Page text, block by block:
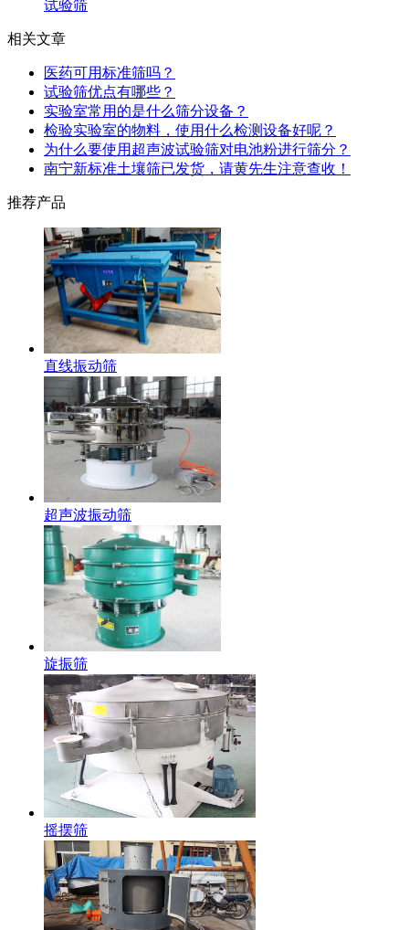
试验筛
相关文章
医药可用标准筛吗？
试验筛优点有哪些？
实验室常用的是什么筛分设备？
检验实验室的物料，使用什么检测设备好呢？
为什么要使用超声波试验筛对电池粉进行筛分？
南宁新标准土壤筛已发货，请黄先生注意查收！
推荐产品
直线振动筛
超声波振动筛
旋振筛
摇摆筛